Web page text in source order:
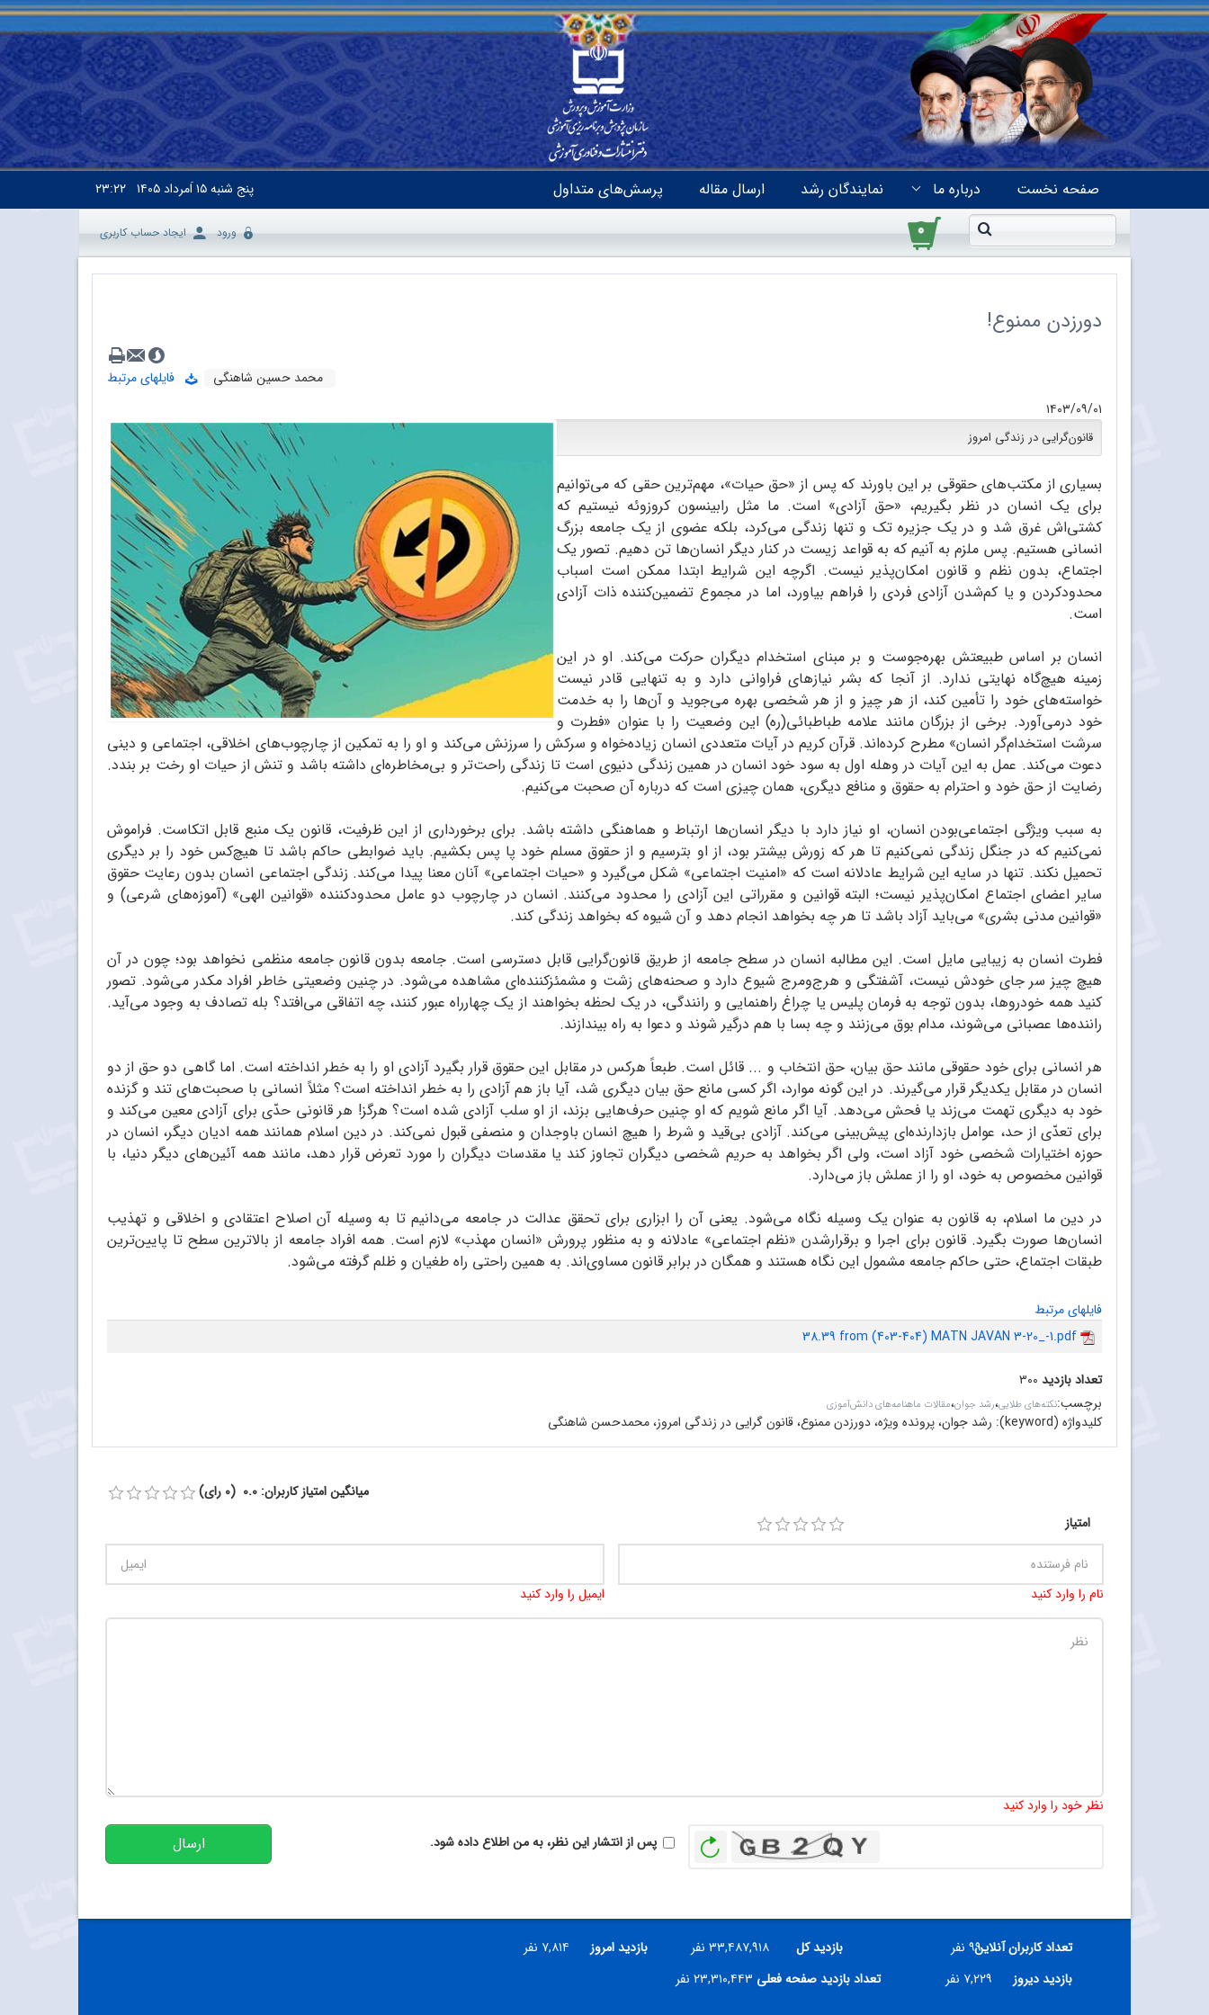
صفحه نخست درباره ما نمایندگان رشد ارسال مقاله پرسش‌های متداول پنج شنبه۱۵ اَمرداد ۱۴۰۵ ۲۳:۲۲
۰ ورود ایجاد حساب کاربری
دورزدن ممنوع!
محمد حسین شاهنگی
فایلهای مرتبط
۱۴۰۳/۰۹/۰۱
قانون‌گرایی در زندگی امروز
بسیاری از مکتب‌های حقوقی بر این باورند که پس از «حق حیات»، مهم‌ترین حقی که می‌توانیم
برای یک انسان در نظر بگیریم، «حق آزادی» است. ما مثل رابینسون کروزوئه نیستیم که
کشتی‌اش غرق شد و در یک جزیره تک و تنها زندگی می‌کرد، بلکه عضوی از یک جامعه بزرگ
انسانی هستیم. پس ملزم به آنیم که به قواعد زیست در کنار دیگر انسان‌ها تن دهیم. تصور یک
اجتماع، بدون نظم و قانون امکان‌پذیر نیست. اگرچه این شرایط ابتدا ممکن است اسباب
محدود‌کردن و یا کم‌شدن آزادی فردی را فراهم بیاورد، اما در مجموع تضمین‌کننده ذات آزادی
است.
انسان بر اساس طبیعتش بهره‌جوست و بر مبنای استخدام دیگران حرکت می‌کند. او در این
زمینه هیچ‌گاه نهایتی ندارد. از آنجا که بشر نیازهای فراوانی دارد و به تنهایی قادر نیست
خواسته‌های خود را تأمین کند، از هر چیز و از هر شخصی بهره می‌جوید و آن‌ها را به خدمت
خود درمی‌آورد. برخی از بزرگان مانند علامه طباطبائی(ره) این وضعیت را با عنوان «فطرت و
سرشت استخدام‌گر انسان» مطرح کرده‌اند. قرآن کریم در آیات متعددی انسان زیاده‌خواه و سرکش را سرزنش می‌کند و او را به تمکین از چارچوب‌های اخلاقی، اجتماعی و دینی
دعوت می‌کند. عمل به این آیات در وهله اول به سود خود انسان در همین زندگی دنیوی است تا زندگی راحت‌تر و بی‌مخاطره‌ای داشته باشد و تنش از حیات او رخت بر بندد.
رضایت از حق خود و احترام به حقوق و منافع دیگری، همان چیزی است که درباره آن صحبت می‌کنیم.
به سبب ویژگی اجتماعی‌بودن انسان، او نیاز دارد با دیگر انسان‌ها ارتباط و هماهنگی داشته باشد. برای برخورداری از این ظرفیت،‌ قانون یک منبع قابل اتکاست. فراموش
نمی‌کنیم که در جنگل زندگی نمی‌کنیم تا هر که زورش بیشتر بود، از او بترسیم و از حقوق مسلم خود پا پس بکشیم. باید ضوابطی حاکم باشد تا هیچ‌کس خود را بر دیگری
تحمیل نکند. تنها در سایه این شرایط عادلانه است که «امنیت اجتماعی» شکل می‌گیرد و «حیات اجتماعی» آنان معنا پیدا می‌کند. زندگی اجتماعی انسان بدون رعایت حقوق
سایر اعضای اجتماع امکان‌پذیر نیست؛ البته قوانین و مقرراتی این آزادی را محدود می‌کنند. انسان در چارچوب دو عامل محدود‌کننده «قوانین الهی» (آموزه‌های شرعی) و
«قوانین مدنی بشری» می‌باید آزاد باشد تا هر چه بخواهد انجام دهد و آن شیوه که بخواهد زندگی کند.
فطرت انسان به زیبایی مایل است. این مطالبه انسان در سطح جامعه از طریق قانون‌گرایی قابل دسترسی است. جامعه بدون قانون جامعه منظمی نخواهد بود؛ چون در آن
هیچ چیز سر جای خودش نیست، ‌آشفتگی و هرج‌ومرج شیوع دارد و صحنه‌های زشت و مشمئز‌کننده‌ای مشاهده می‌شود. در چنین وضعیتی خاطر افراد مکدر می‌شود. تصور
کنید همه خودروها، بدون توجه به فرمان پلیس یا چراغ راهنمایی و رانندگی، در یک لحظه بخواهند از یک چهارراه عبور کنند،‌ چه اتفاقی می‌افتد؟ بله تصادف به وجود می‌آید.
راننده‌ها عصبانی می‌شوند،‌ مدام بوق می‌زنند و چه بسا با هم درگیر شوند و دعوا به راه بیندازند.
هر انسانی برای خود حقوقی مانند حق بیان، حق انتخاب و ... قائل است. طبعاً هرکس در مقابل این حقوق قرار بگیرد آزادی او را به خطر انداخته است. اما گاهی دو حق از دو
انسان در مقابل یکدیگر قرار می‌گیرند. در این گونه موارد، اگر کسی مانع حق بیان دیگری شد، آیا باز هم آزادی را به خطر انداخته است؟ مثلاً انسانی با صحبت‌های تند و گزنده
خود به دیگری تهمت می‌زند یا فحش می‌دهد. آیا اگر مانع ‌شویم که او چنین حرف‌هایی بزند، از او سلب آزادی شده است؟ هرگز! هر قانونی حدّی برای آزادی معین می‌کند و
برای تعدّی از حد، عوامل بازدارنده‌ای پیش‌بینی می‌کند. آزادی بی‌قید و شرط را هیچ انسان با‌وجدان و منصفی قبول نمی‌کند. در دین اسلام همانند همه ادیان دیگر، انسان در
حوزه اختیارات شخصی خود آزاد است، ولی اگر بخواهد به حریم شخصی دیگران تجاوز کند یا مقدسات دیگران را مورد تعرض قرار دهد، مانند همه آئین‌های دیگر دنیا، با
قوانین مخصوص به خود، او را از عملش باز می‌دارد.
در دین ما اسلام، به قانون به عنوان یک وسیله نگاه می‌شود. یعنی آن را ابزاری برای تحقق عدالت در جامعه می‌دانیم تا به وسیله آن اصلاح اعتقادی و اخلاقی و تهذیب
انسان‌ها صورت بگیرد. قانون برای اجرا و برقرار‌شدن «نظم اجتماعی» عادلانه و به منظور پرورش «انسان مهذب» لازم است. همه افراد جامعه از بالاترین سطح تا پایین‌ترین
طبقات اجتماع، حتی حاکم جامعه مشمول این نگاه هستند و همگان در برابر قانون مساوی‌اند. به همین راحتی راه طغیان و ظلم گرفته می‌شود.
فایلهای مرتبط
38.39 from (403-404) MATN JAVAN 3-20_-1.pdf
تعداد بازدید ۳۰۰
برچسب:نکته‌های طلایی،رشد جوان،مقالات ماهنامه‌های دانش‌آموزی
کلیدواژه (keyword): رشد جوان، پرونده ویژه، دورزدن ممنوع، قانون گرایی در زندگی امروز، محمدحسن شاهنگی
میانگین امتیاز کاربران: 0.0 (0 رای)
امتیاز
نام را وارد کنید ایمیل را وارد کنید
نظر خود را وارد کنید
بازخوانیپس از انتشار این نظر، به من اطلاع داده شود. ارسال
تعداد کاربران آنلاین۹۹ نفر بازدید کل ۳۳,۴۸۷,۹۱۸ نفر بازدید امروز
۷,۸۱۴ نفر
بازدید دیروز
۷,۲۲۹ نفر تعداد بازدید صفحه فعلی ۲۳,۳۱۰,۴۴۳ نفر